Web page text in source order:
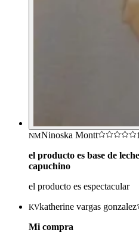
NMNinoska Montt
el producto es base de
capuchino
el producto es espectacular
KVkatherine vargas gonzalez
Mi compra